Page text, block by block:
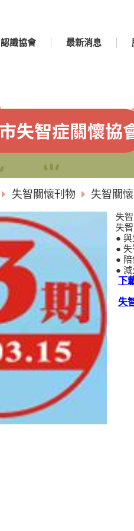
認識協會 最新消息
失智關懷刊物 失智關
失
失
●
●
●
●
下
失